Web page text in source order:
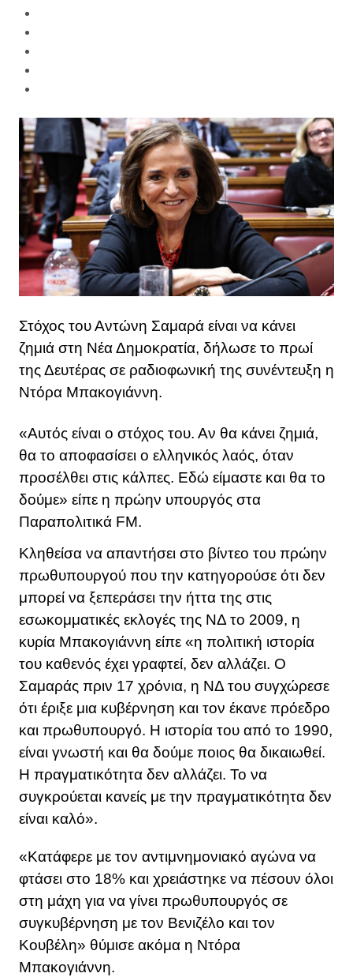
Στόχος του Αντώνη Σαμαρά είναι να κάνει
ζημιά στη Νέα Δημοκρατία, δήλωσε το πρωί
της Δευτέρας σε ραδιοφωνική της συνέντευξη η
Ντόρα Μπακογιάννη.
«Αυτός είναι ο στόχος του. Αν θα κάνει ζημιά,
θα το αποφασίσει ο ελληνικός λαός, όταν
προσέλθει στις κάλπες. Εδώ είμαστε και θα το
δούμε» είπε η πρώην υπουργός στα
Παραπολιτικά FM.
Κληθείσα να απαντήσει στο βίντεο του πρώην
πρωθυπουργού που την κατηγορούσε ότι δεν
μπορεί να ξεπεράσει την ήττα της στις
εσωκομματικές εκλογές της ΝΔ το 2009, η
κυρία Μπακογιάννη είπε «η πολιτική ιστορία
του καθενός έχει γραφτεί, δεν αλλάζει. Ο
Σαμαράς πριν 17 χρόνια, η ΝΔ του συγχώρεσε
ότι έριξε μια κυβέρνηση και τον έκανε πρόεδρο
και πρωθυπουργό. Η ιστορία του από το 1990,
είναι γνωστή και θα δούμε ποιος θα δικαιωθεί.
Η πραγματικότητα δεν αλλάζει. Το να
συγκρούεται κανείς με την πραγματικότητα δεν
είναι καλό».
«Κατάφερε με τον αντιμνημονιακό αγώνα να
φτάσει στο 18% και χρειάστηκε να πέσουν όλοι
στη μάχη για να γίνει πρωθυπουργός σε
συγκυβέρνηση με τον Βενιζέλο και τον
Κουβέλη» θύμισε ακόμα η Ντόρα
Μπακογιάννη.